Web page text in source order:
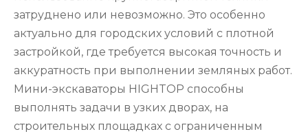
затруднено или невозможно. Это особенно
актуально для городских условий с плотной
застройкой, где требуется высокая точность и
аккуратность при выполнении земляных работ.
Мини-экскаваторы HIGHTOP способны
выполнять задачи в узких дворах, на
строительных площадках с ограниченным